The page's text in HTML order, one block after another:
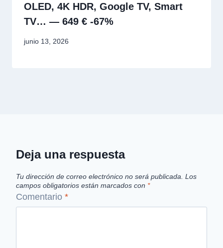
OLED, 4K HDR, Google TV, Smart
TV… — 649 € -67%
junio 13, 2026
Deja una respuesta
Tu dirección de correo electrónico no será publicada. Los
campos obligatorios están marcados con *
Comentario *